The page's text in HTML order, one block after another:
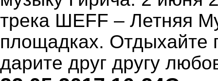
трека ШЕFF – Летняя
площадках.
дарите друг другу